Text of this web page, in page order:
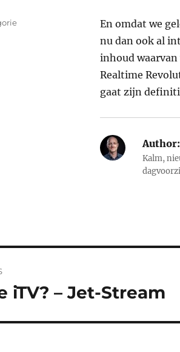
En omdat we
nu dan ook al
inhoud
Realtime
gaat zijn
Author:
Kalm,
iTV? – Jet-Stream